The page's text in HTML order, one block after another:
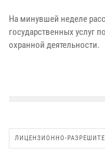
На минувшей неделе
государственных услуг
охранной деятельности.
ЛИЦЕНЗИОННО-